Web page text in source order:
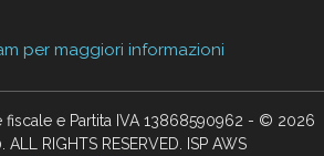
per maggiori informazioni
e Partita IVA 13868590962 - © 2026
RIGHTS RESERVED. ISP AWS